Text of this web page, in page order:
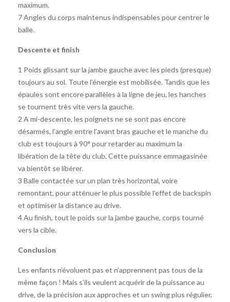
maximum.
7 Angles du corps maintenus indispensables pour centrer le
balle.
Descente et finish
1 Poids glissant sur la jambe gauche avec les pieds (presque)
toujours au sol. Toute l’énergie est mobilisée. Tandis que les
épaules sont encore parallèles à la ligne de jeu, les hanches
se tournent très vite vers la gauche.
2 A mi-descente, les poignets ne se sont pas encore
désarmés, l’angle entre l’avant bras gauche et le manche du
club est toujours à 90° pour retarder au maximum la
libération de la tête du club. Cette puissance emmagasinée
va bientôt se libérer.
3 Balle contactée sur un plan très horizontal, voire
remontant, pour atténuer le plus possible l’effet de backspin
et optimiser la distance au drive.
4 Au ﬁnish, tout le poids sur la jambe gauche, corps tourné
vers la cible.
Conclusion
Les enfants n’évoluent pas et n’apprennent pas tous de la
même façon ! Mais s’ils veulent acquérir de la puissance au
drive, de la précision aux approches et un swing plus régulier,